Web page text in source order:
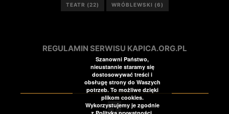
TEATR (22) WRÓBLEWSKI (6)
REGULAMIN SERWISU KAPICA.ORG.PL
Szanowni Państwo,
nieustannie staramy się
dostosowywać treści i
obsługę strony do Waszych
potrzeb. To możliwe dzięki
plikom cookies.
Wykorzystujemy je zgodnie